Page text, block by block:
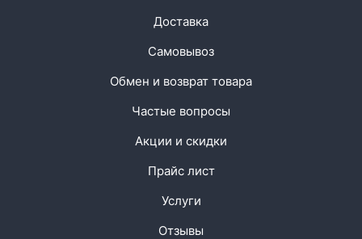
Доставка
Самовывоз
Обмен и возврат товара
Частые вопросы
Акции и скидки
Прайс лист
Услуги
Отзывы